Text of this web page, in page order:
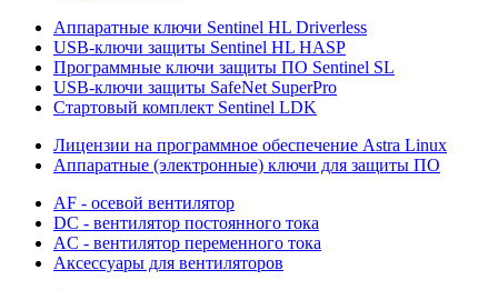
Аппаратные ключи Sentinel HL Driverless
USB-ключи защиты Sentinel HL HASP
Программные ключи защиты ПО Sentinel SL
USB-ключи защиты SafeNet SuperPro
Стартовый комплект Sentinel LDK
Лицензии на программное обеспечение Astra Linux
Аппаратные (электронные) ключи для защиты ПО
AF - осевой вентилятор
DC - вентилятор постоянного тока
AC - вентилятор переменного тока
Аксессуары для вентиляторов